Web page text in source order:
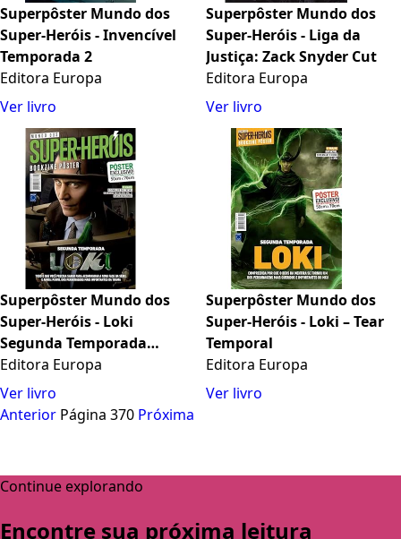
Superpôster Mundo dos
Super-Heróis - Invencível
Temporada 2
Editora Europa
Ver livro
Superpôster Mundo dos
Super-Heróis - Liga da
Justiça: Zack Snyder Cut
Editora Europa
Ver livro
Superpôster Mundo dos
Super-Heróis - Loki
Segunda Temporada
(Versão lisa, sem dobras,
enviada em tubo protetor)
Editora Europa
Ver livro
Superpôster Mundo dos
Super-Heróis - Loki – Tear
Temporal
Editora Europa
Ver livro
Anterior Página 370 Próxima
Continue explorando
Encontre sua próxima leitura